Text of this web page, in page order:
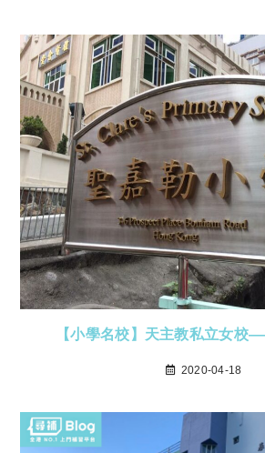
【小學名校】天主教私立女校
2020-04-18